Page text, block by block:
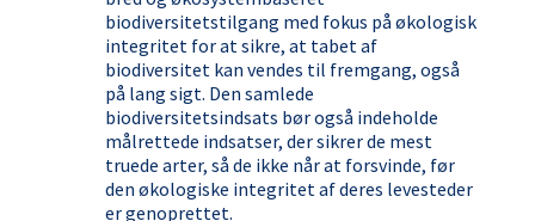
biodiversitetstilgang med fokus på økologisk
integritet for at sikre, at tabet af
biodiversitet kan vendes til fremgang, også
på lang sigt. Den samlede
biodiversitetsindsats bør også indeholde
målrettede indsatser, der sikrer de mest
truede arter, så de ikke når at forsvinde, før
den økologiske integritet af deres levesteder
er genoprettet.